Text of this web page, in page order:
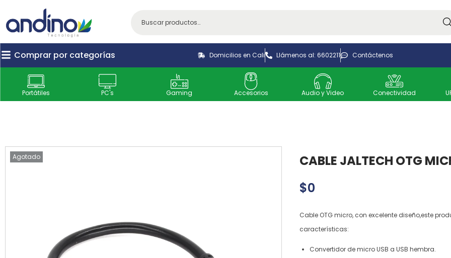
Comprar por categorías Domicilios en Cali Llámenos al: 6602211 Contáctenos
Portátiles PC's Gaming Accesorios Audio y Video Conectividad
Agotado
CABLE JALTECH OTG
$0
Cable OTG micro, con excelente diseño,este
características:
Convertidor de micro USB a USB hembra.